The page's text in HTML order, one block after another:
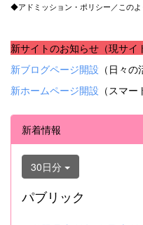
◆アドミッション・ポリシー／この
新サイトのお知らせ（現サイ
新ブログページ開設 （日々の
新ホームページ開設 （スマ
新着情報
30日分
パブリック